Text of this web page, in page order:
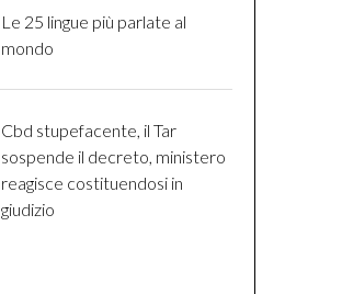
Le 25 lingue più parlate al
mondo
Cbd stupefacente, il Tar
sospende il decreto, ministero
reagisce costituendosi in
giudizio